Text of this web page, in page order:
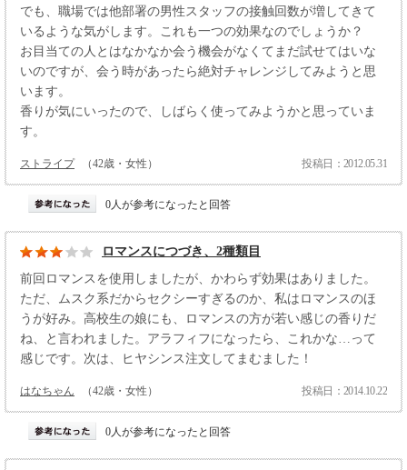
でも、職場では他部署の男性スタッフの接触回数が増してきて
いるような気がします。これも一つの効果なのでしょうか？
お目当ての人とはなかなか会う機会がなくてまだ試せてはいな
いのですが、会う時があったら絶対チャレンジしてみようと思
います。
香りが気にいったので、しばらく使ってみようかと思っていま
す。
ストライプ （42歳・女性） 投稿日：2012.05.31
0人が参考になったと回答
ロマンスにつづき、2種類目
前回ロマンスを使用しましたが、かわらず効果はありました。
ただ、ムスク系だからセクシーすぎるのか、私はロマンスのほ
うが好み。高校生の娘にも、ロマンスの方が若い感じの香りだ
ね、と言われました。アラフィフになったら、これかな…って
感じです。次は、ヒヤシンス注文してまむました！
はなちゃん （42歳・女性） 投稿日：2014.10.22
0人が参考になったと回答